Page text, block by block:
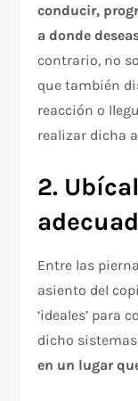
conducir,
a donde
contrario, no
que también
reacción o
realizar dicha
2.
Entre las
asiento del
‘ideales’ para
dicho
en un lugar